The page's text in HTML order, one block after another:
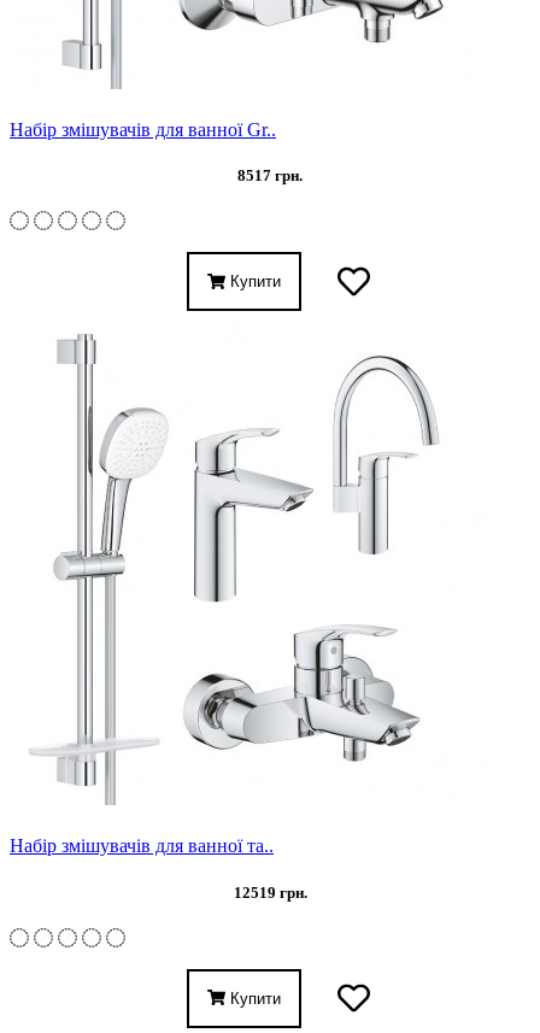
Набір змішувачів для ванної Gr..
8517 грн.
Купити
Набір змішувачів для ванної та..
12519 грн.
Купити